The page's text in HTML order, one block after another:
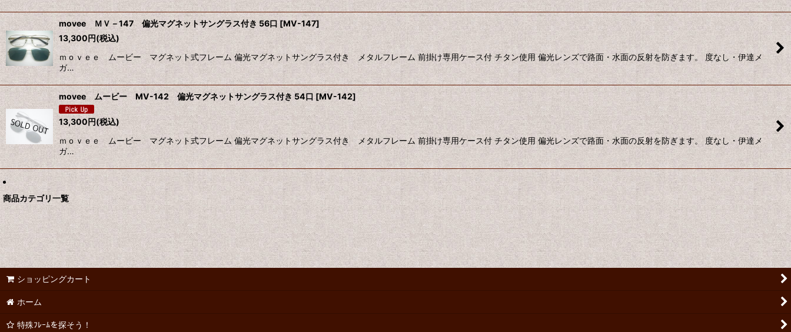
movee ＭＶ－147 偏光マグネットサングラス付き 56口[MV-147]
13,300円(税込)
ｍｏｖｅｅ ムービー マグネット式フレーム 偏光マグネットサングラス付き メタルフレーム 前掛け専用ケース付 チタン使用 偏光レンズで路面・水面の反射を防ぎます。 度なし・伊達メ
ガ…
movee ムービー MV-142 偏光マグネットサングラス付き 54口 [MV-142]
13,300円(税込)
ｍｏｖｅｅ ムービー マグネット式フレーム 偏光マグネットサングラス付き メタルフレーム 前掛け専用ケース付 チタン使用 偏光レンズで路面・水面の反射を防ぎます。 度なし・伊達メ
ガ…
商品カテゴリ一覧
ショッピングカート
ホーム
特殊ﾌﾚｰﾑを探そう！